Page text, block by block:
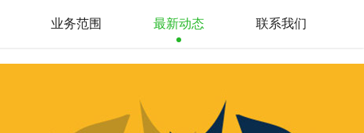
业务范围 最新动态 联系我们